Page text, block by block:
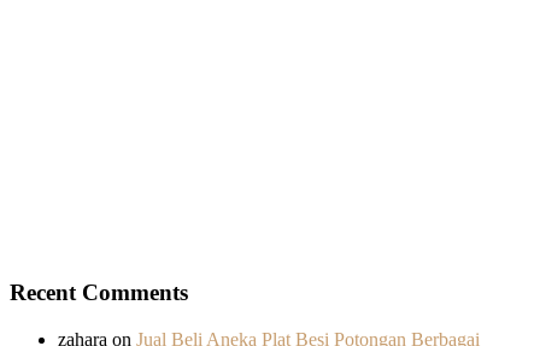
Recent Comments
zahara on Jual Beli Aneka Plat Besi Potongan Berbagai